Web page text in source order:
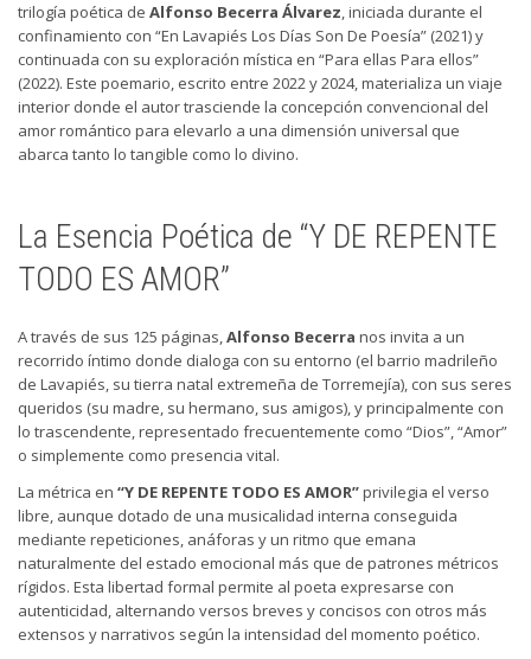
trilogía poética de Alfonso Becerra Álvarez, iniciada durante el
confinamiento con “En Lavapiés Los Días Son De Poesía” (2021) y
continuada con su exploración mística en “Para ellas Para ellos”
(2022). Este poemario, escrito entre 2022 y 2024, materializa un viaje
interior donde el autor trasciende la concepción convencional del
amor romántico para elevarlo a una dimensión universal que
abarca tanto lo tangible como lo divino.
La Esencia Poética de “Y DE REPENTE
TODO ES AMOR”
A través de sus 125 páginas,Alfonso Becerra nos invita a un
recorrido íntimo donde dialoga con su entorno (el barrio madrileño
de Lavapiés, su tierra natal extremeña de Torremejía), con sus seres
queridos (su madre, su hermano, sus amigos), y principalmente con
lo trascendente, representado frecuentemente como “Dios”, “Amor”
o simplemente como presencia vital.
La métrica en “Y DE REPENTE TODO ES AMOR”privilegia el verso
libre, aunque dotado de una musicalidad interna conseguida
mediante repeticiones, anáforas y un ritmo que emana
naturalmente del estado emocional más que de patrones métricos
rígidos. Esta libertad formal permite al poeta expresarse con
autenticidad, alternando versos breves y concisos con otros más
extensos y narrativos según la intensidad del momento poético.